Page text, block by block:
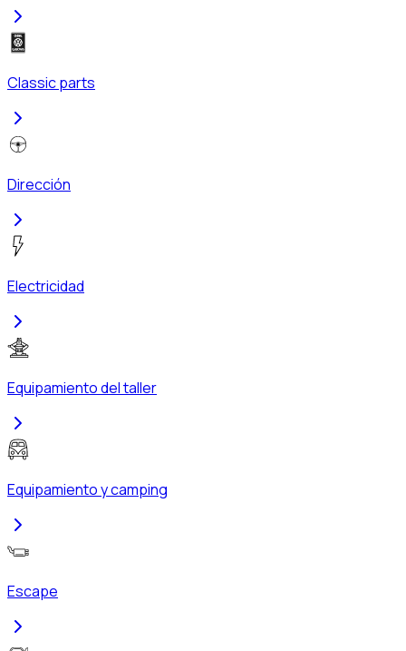
Classic parts
Dirección
Electricidad
Equipamiento del taller
Equipamiento y camping
Escape